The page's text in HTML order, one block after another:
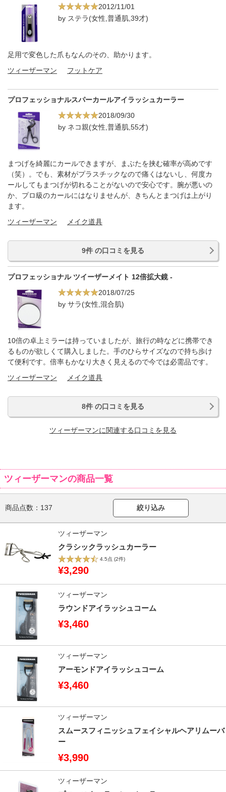
2012/11/01
by ステラ(女性,普通肌,39才)
足用で変色した爪もなんのその、助かります。
ツィーザーマン
フットケア
プロフェッショナルスパーカールアイラッシュカーラー
2018/09/30
by ネコ親(女性,普通肌,55才)
まつげを綺麗にカールできますが、まぶたを挟む確率が高めです
（笑）。でも、素材がプラスチックなので痛くはないし、何度カ
ールしてもまつげが切れることがないので安心です。腕が悪いの
か、プロ級のカールにはなりませんが、きちんとまつげは上がり
ます。
ツィーザーマン
メイク道具
9件 の口コミを見る
プロフェッショナル ツイーザーメイト 12倍拡大鏡 -
2018/07/25
by サラ(女性,混合肌)
10倍の卓上ミラーは持っていましたが、旅行の時などに携帯でき
るものが欲しくて購入しました。手のひらサイズなので持ち歩け
て便利です。倍率もかなり大きく見えるので今では必需品です。
ツィーザーマン
メイク道具
8件 の口コミを見る
ツィーザーマンに関連する口コミを見る
ツィーザーマンの商品一覧
商品点数： 137 絞り込み
ツィーザーマン
クラシックラッシュカーラー
4.5点 (2件)
¥3,290
ツィーザーマン
ラウンドアイラッシュコーム
¥3,460
ツィーザーマン
アーモンドアイラッシュコーム
¥3,460
ツィーザーマン
スムースフィニッシュフェイシャルヘアリムーバ
ー
¥3,990
ツィーザーマン